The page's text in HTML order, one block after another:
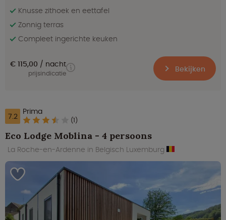
Knusse zithoek en eettafel
Zonnig terras
Compleet ingerichte keuken
€ 115,00 nacht
prijsindicatie Bekijken
7.2 Prima
(1)
Eco Lodge Moblina - 4 persoons
La Roche-en-Ardenne in Belgisch Luxemburg